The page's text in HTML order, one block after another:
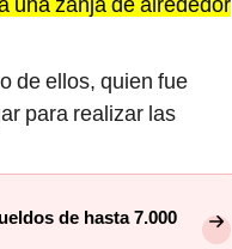
de ellos, quien fue
para realizar las
de hasta 7.000